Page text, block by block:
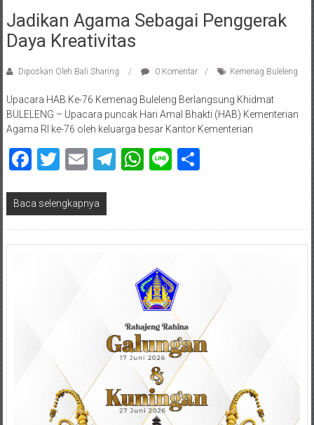
Jadikan Agama Sebagai Penggerak
Daya Kreativitas
Diposkan Oleh:Bali Sharing 0 Komentar Kemenag Buleleng
Upacara HAB Ke-76 Kemenag Buleleng Berlangsung Khidmat
BULELENG – Upacara puncak Hari Amal Bhakti (HAB) Kementerian
Agama RI ke-76 oleh keluarga besar Kantor Kementerian
Facebook
Twitter
EmailTelegram
WhatsApp
LineShare
Baca selengkapnya